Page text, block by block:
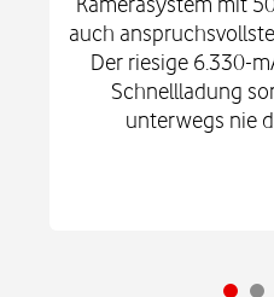
auch
Der riesige 6.330-
Schnellladung
unterwegs nie